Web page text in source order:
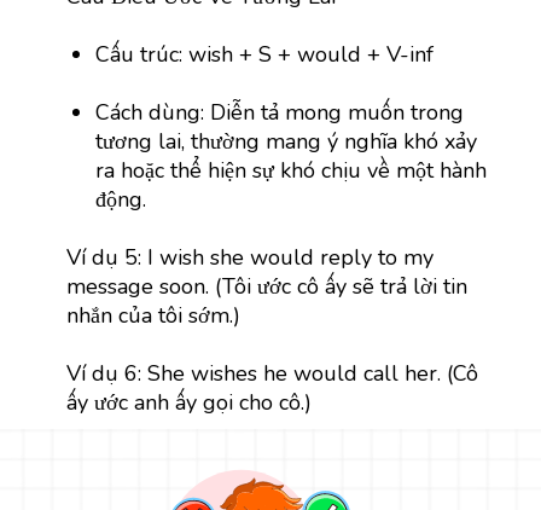
Cấu trúc: wish + S + would + V-inf
Cách dùng: Diễn tả mong muốn trong
tương lai, thường mang ý nghĩa khó xảy
ra hoặc thể hiện sự khó chịu về một hành
động.
Ví dụ 5: I wish she would reply to my
message soon. (Tôi ước cô ấy sẽ trả lời tin
nhắn của tôi sớm.)
Ví dụ 6: She wishes he would call her. (Cô
ấy ước anh ấy gọi cho cô.)